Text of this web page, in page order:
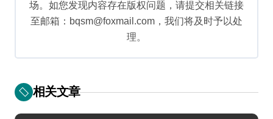
场。如您发现内容存在版权问题，请提交相关链接
至邮箱：bqsm@foxmail.com，我们将及时予以处
理。
相关文章